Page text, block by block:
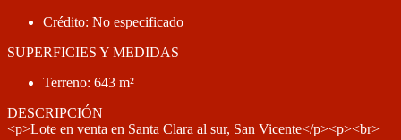
Crédito: No especificado
SUPERFICIES Y MEDIDAS
Terreno: 643 m²
DESCRIPCIÓN
<p>Lote en venta en Santa Clara al sur, San Vicente</p><p><br>